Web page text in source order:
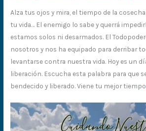
Alza tus ojos y mira, el tiempo de la
tu vida… El enemigo lo sabe y querrá
estamos solos ni desarmados. El
nosotros y nos ha equipado para derribar
levantarse contra nuestra vida. Hoy es un
liberación. Escucha esta palabra para que
bendecido y liberado. Viene tu mejor tiempo